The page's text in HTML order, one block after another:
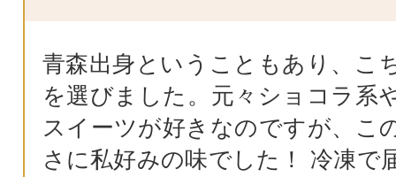
青森出身ということもあり、こ
を選びました。元々ショコラ系
スイーツが好きなのですが、こ
さに私好みの味でした！ 冷凍で